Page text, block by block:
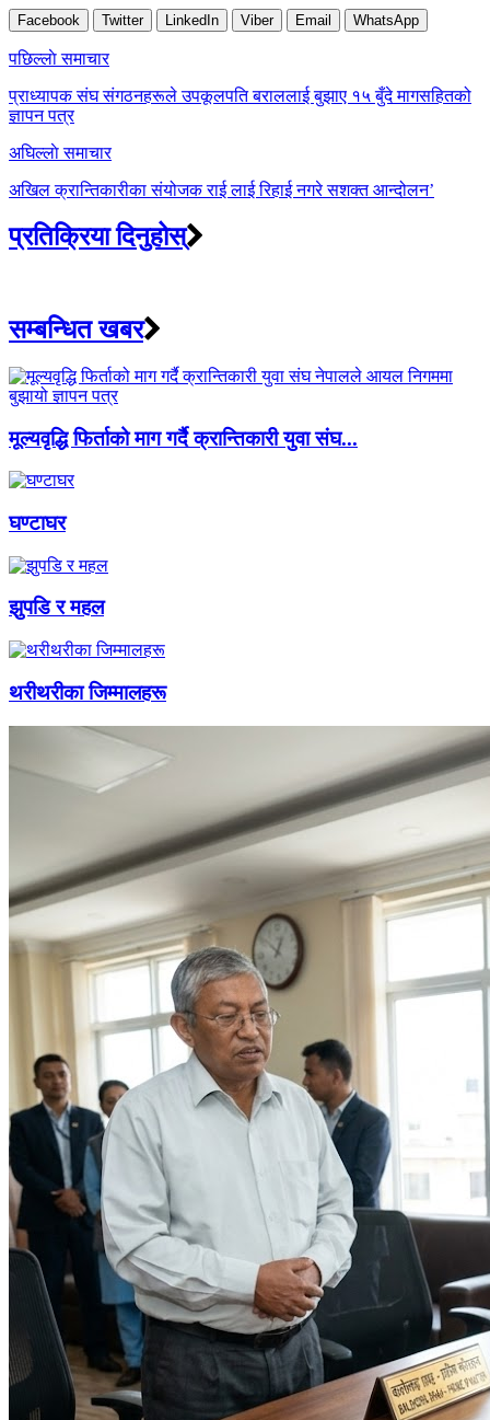
Facebook Twitter LinkedIn Viber Email WhatsApp
Post
navigation
पछिल्लाे समाचार
प्राध्यापक संघ संगठनहरूले उपकूलपति बराललाई बुझाए १५ बुँदे मागसहितको
ज्ञापन पत्र
अघिल्लाे समाचार
अखिल क्रान्तिकारीका संयोजक राई लाई रिहाई नगरे सशक्त आन्दोलन’
प्रतिक्रिया दिनुहोस्
सम्बन्धित खबर
मूल्यवृद्धि फिर्ताको माग गर्दै क्रान्तिकारी युवा संघ...
घण्टाघर
झुपडि र महल
थरीथरीका जिम्मालहरू